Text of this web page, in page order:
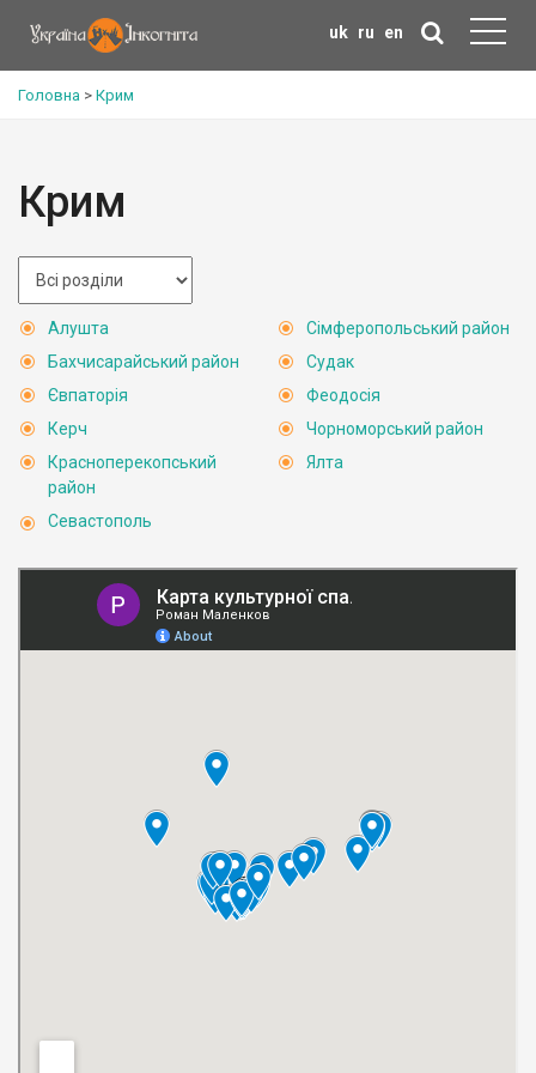
uk ru en
Головна > Крим
Крим
Алушта
Бахчисарайський район
Євпаторія
Керч
Красноперекопський
район
Севастополь
Сімферопольський район
Судак
Феодосія
Чорноморський район
Ялта